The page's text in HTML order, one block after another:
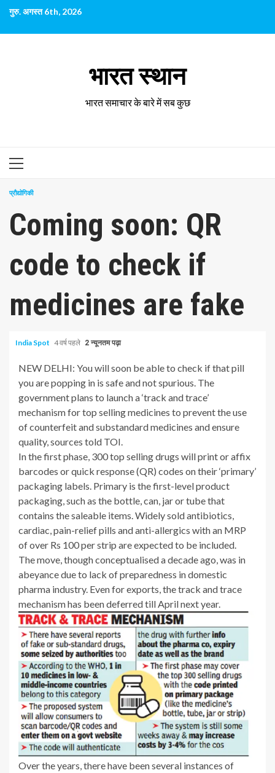
छोड़कर
सामग्री
पर
गुरु. अगस्त 6th, 2026
भारत स्थान
भारत समाचार के बारे में सब कुछ
प्राथमिक
प्रौद्योगिकी
Coming soon: QR
code to check if
medicines are fake
India Spot 4 वर्ष पहले 2 न्यूनतम पढ़ा
NEW DELHI: You will soon be able to check if that pill
you are popping in is safe and not spurious. The
government plans to launch a ‘track and trace’
mechanism for top selling medicines to prevent the use
of counterfeit and substandard medicines and ensure
quality, sources told TOI.
In the first phase, 300 top selling drugs will print or affix
barcodes or quick response (QR) codes on their ‘primary’
packaging labels. Primary is the first-level product
packaging, such as the bottle, can, jar or tube that
contains the saleable items. Widely sold antibiotics,
cardiac, pain-relief pills and anti-allergics with an MRP
of over Rs 100 per strip are expected to be included.
The move, though conceptualised a decade ago, was in
abeyance due to lack of preparedness in domestic
pharma industry. Even for exports, the track and trace
mechanism has been deferred till April next year.
Over the years, there have been several instances of